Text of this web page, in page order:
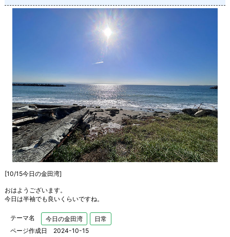
[10/15今日の金田湾]
おはようございます。
今日は半袖でも良いくらいですね。
テーマ名 今日の金田湾
日常
ページ作成日 2024-10-15